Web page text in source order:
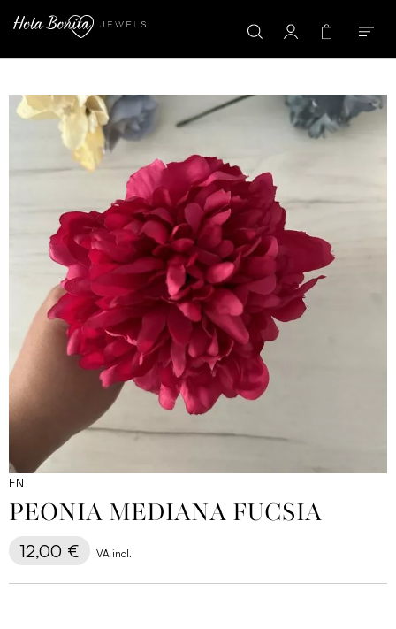
EN
PEONIA MEDIANA FUCSIA
12,00 € IVA incl.